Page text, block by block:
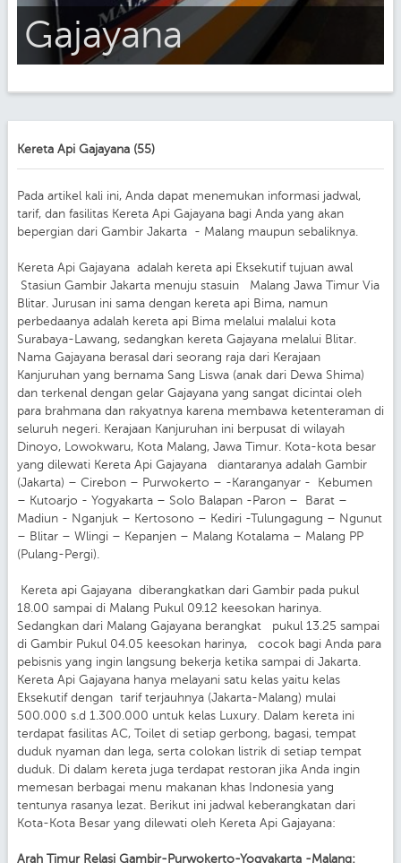
Gajayana
Kereta Api Gajayana (55)
Pada artikel kali ini, Anda dapat menemukan informasi jadwal,
tarif, dan fasilitas Kereta Api Gajayana bagi Anda yang akan
bepergian dari Gambir Jakarta - Malang maupun sebaliknya.
Kereta Api Gajayana adalah kereta api Eksekutif tujuan awal
Stasiun Gambir Jakarta menuju stasuin Malang Jawa Timur Via
Blitar. Jurusan ini sama dengan kereta api Bima, namun
perbedaanya adalah kereta api Bima melalui malalui kota
Surabaya-Lawang, sedangkan kereta Gajayana melalui Blitar.
Nama Gajayana berasal dari seorang raja dari Kerajaan
Kanjuruhan yang bernama Sang Liswa (anak dari Dewa Shima)
dan terkenal dengan gelar Gajayana yang sangat dicintai oleh
para brahmana dan rakyatnya karena membawa ketenteraman di
seluruh negeri. Kerajaan Kanjuruhan ini berpusat di wilayah
Dinoyo, Lowokwaru, Kota Malang, Jawa Timur. Kota-kota besar
yang dilewati Kereta Api Gajayana diantaranya adalah Gambir
(Jakarta) – Cirebon – Purwokerto – -Karanganyar - Kebumen
– Kutoarjo - Yogyakarta – Solo Balapan -Paron – Barat –
Madiun - Nganjuk – Kertosono – Kediri -Tulungagung – Ngunut
– Blitar – Wlingi – Kepanjen – Malang Kotalama – Malang PP
(Pulang-Pergi).
Kereta api Gajayana diberangkatkan dari Gambir pada pukul
18.00 sampai di Malang Pukul 09.12 keesokan harinya.
Sedangkan dari Malang Gajayana berangkat pukul 13.25 sampai
di Gambir Pukul 04.05 keesokan harinya, cocok bagi Anda para
pebisnis yang ingin langsung bekerja ketika sampai di Jakarta.
Kereta Api Gajayana hanya melayani satu kelas yaitu kelas
Eksekutif dengan tarif terjauhnya (Jakarta-Malang) mulai
500.000 s.d 1.300.000 untuk kelas Luxury. Dalam kereta ini
terdapat fasilitas AC, Toilet di setiap gerbong, bagasi, tempat
duduk nyaman dan lega, serta colokan listrik di setiap tempat
duduk. Di dalam kereta juga terdapat restoran jika Anda ingin
memesan berbagai menu makanan khas Indonesia yang
tentunya rasanya lezat. Berikut ini jadwal keberangkatan dari
Kota-Kota Besar yang dilewati oleh Kereta Api Gajayana:
Arah Timur Relasi Gambir-Purwokerto-Yogyakarta -Malang: